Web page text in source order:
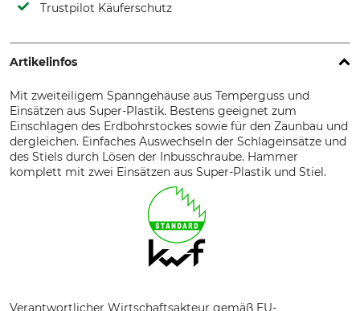
Trustpilot Käuferschutz
Artikelinfos
Mit zweiteiligem Spanngehäuse aus Temperguss und
Einsätzen aus Super-Plastik. Bestens geeignet zum
Einschlagen des Erdbohrstockes sowie für den Zaunbau und
dergleichen. Einfaches Auswechseln der Schlageinsätze und
des Stiels durch Lösen der Inbusschraube. Hammer
komplett mit zwei Einsätzen aus Super-Plastik und Stiel.
Verantwortlicher Wirtschaftsakteur gemäß EU-